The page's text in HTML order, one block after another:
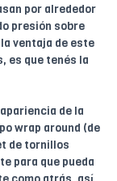
por alrededor
presión sobre
ventaja de este
es que tenés la
de la
wrap around (de
de tornillos
para que pueda